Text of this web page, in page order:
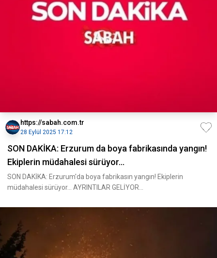
https://sabah.com.tr
28 Eylül 2025 17:12
SON DAKİKA: Erzurum da boya fabrikasında yangın!
Ekiplerin müdahalesi sürüyor...
SON DAKİKA: Erzurum'da boya fabrikasın yangın! Ekiplerin
müdahalesi sürüyor... AYRINTILAR GELİYOR...